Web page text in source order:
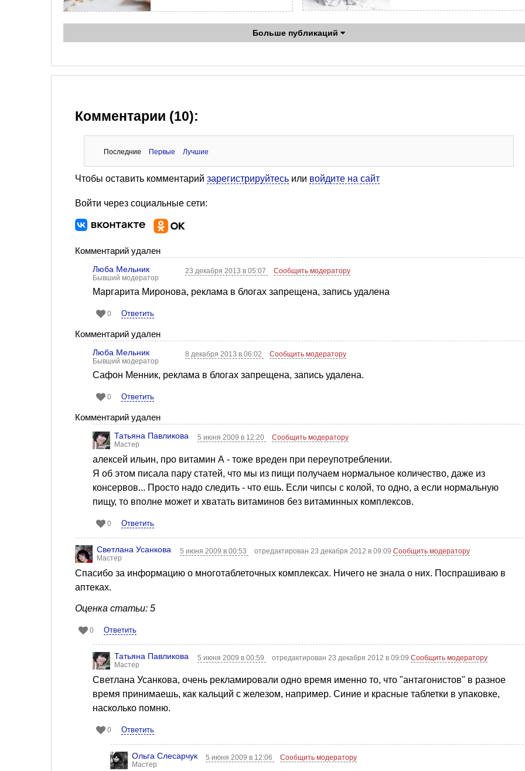
Больше публикаций
Комментарии (10):
Последние Первые Лучшие
Чтобы оставить комментарий зарегистрируйтесь или войдите на сайт
Войти через социальные сети:
Комментарий удален
Люба Мельник
Бывший модератор
23 декабря 2013 в 05:07 Сообщить модератору
Маргарита Миронова, реклама в блогах запрещена, запись удалена
0 Ответить
Комментарий удален
Люба Мельник
Бывший модератор
8 декабря 2013 в 06:02 Сообщить модератору
Сафон Менник, реклама в блогах запрещена, запись удалена.
0 Ответить
Комментарий удален
Татьяна Павликова
Мастер
5 июня 2009 в 12:20 Сообщить модератору
алексей ильин, про витамин А - тоже вреден при переупотреблении.
Я об этом писала пару статей, что мы из пищи получаем нормальное количество, даже из
консервов... Просто надо следить - что ешь. Если чипсы с колой, то одно, а если нормальную
пищу, то вполне может и хватать витаминов без витаминных комплексов.
0 Ответить
Светлана Усанкова
Мастер
5 июня 2009 в 00:53 отредактирован 23 декабря 2012 в 09:09Сообщить модератору
Спасибо за информацию о многотаблеточных комплексах. Ничего не знала о них. Поспрашиваю в
аптеках.
Оценка статьи: 5
0 Ответить
Татьяна Павликова
Мастер
5 июня 2009 в 00:59 отредактирован 23 декабря 2012 в 09:09 Сообщить модератору
Светлана Усанкова, очень рекламировали одно время именно то, что "антагонистов" в разное
время принимаешь, как кальций с железом, например. Синие и красные таблетки в упаковке,
насколько помню.
0 Ответить
Ольга Слесарчук
Мастер
5 июня 2009 в 12:06 Сообщить модератору